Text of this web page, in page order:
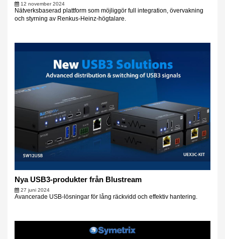
12 november 2024
Nätverksbaserad plattform som möjliggör full integration, övervakning
och styrning av Renkus-Heinz-högtalare.
Nya USB3-produkter från Blustream
27 juni 2024
Avancerade USB-lösningar för lång räckvidd och effektiv hantering.